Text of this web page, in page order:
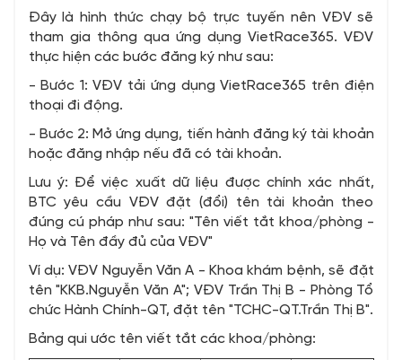
Đây là hình thức chạy bộ trực tuyến nên VĐV sẽ
tham gia thông qua ứng dụng VietRace365. VĐV
thực hiện các bước đăng ký như sau:
- Bước 1: VĐV tải ứng dụng VietRace365 trên điện
thoại đi động.
- Bước 2: Mở ứng dụng, tiến hành đăng ký tài khoản
hoặc đăng nhập nếu đã có tài khoản.
Lưu ý: Để việc xuất dữ liệu được chính xác nhất,
BTC yêu cầu VĐV đặt (đổi) tên tài khoản theo
đúng cú pháp như sau: "Tên viết tắt khoa/phòng -
Họ và Tên đầy đủ của VĐV"
Ví dụ: VĐV Nguyễn Văn A - Khoa khám bệnh, sẽ đặt
tên "KKB.Nguyễn Văn A"; VĐV Trần Thị B - Phòng Tổ
chức Hành Chính-QT, đặt tên "TCHC-QT.Trần Thị B".
Bảng qui ước tên viết tắt các khoa/phòng: